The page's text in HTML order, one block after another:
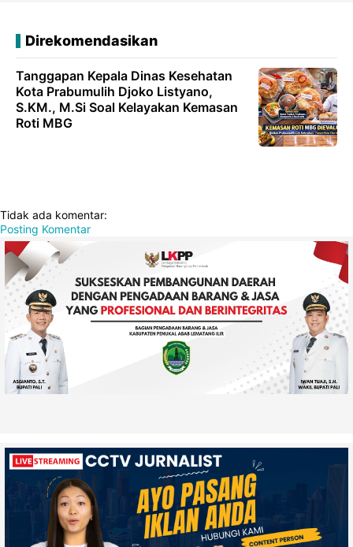
Direkomendasikan
Tanggapan Kepala Dinas Kesehatan
Kota Prabumulih Djoko Listyano,
S.KM., M.Si Soal Kelayakan Kemasan
Roti MBG
Tidak ada komentar:
Posting Komentar